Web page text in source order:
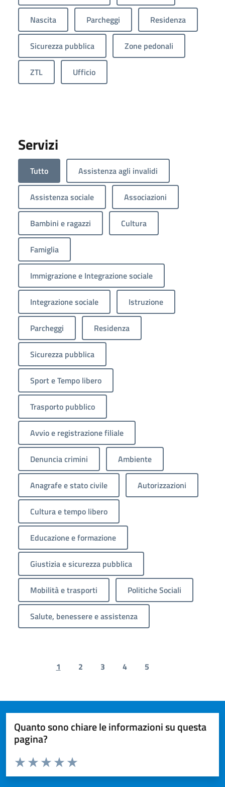
Nascita Parcheggi Residenza
Sicurezza pubblica Zone pedonali
ZTL Ufficio
Servizi
Tutto Assistenza agli invalidi
Assistenza sociale Associazioni
Bambini e ragazzi Cultura
Famiglia
Immigrazione e Integrazione sociale
Integrazione sociale Istruzione
Parcheggi Residenza
Sicurezza pubblica
Sport e Tempo libero
Trasporto pubblico
Avvio e registrazione filiale
Denuncia crimini Ambiente
Anagrafe e stato civile Autorizzazioni
Cultura e tempo libero
Educazione e formazione
Giustizia e sicurezza pubblica
Mobilità e trasporti Politiche Sociali
Salute, benessere e assistenza
Previous page
1 2 3 4 5
Quanto sono chiare le informazioni su questa
pagina?
Valuta da 1 a 5 stelle la pagina
Valuta 5 stelle su 5
Valuta 4 stelle su 5
Valuta 3 stelle su 5
Valuta 2 stelle su 5
Valuta 1 stelle su 5